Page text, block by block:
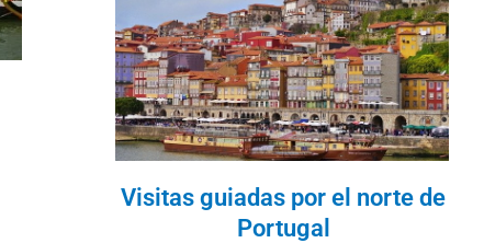
Visitas guiadas por el norte de
Portugal